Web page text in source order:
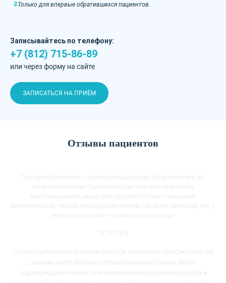
Только для впервые обратившихся пациентов.
Записывайтесь по телефону:
+7 (812) 715-86-89
или через форму на сайте
ЗАПИСАТЬСЯ НА ПРИЁМ
Отзывы пациентов
Григорий Рубенович — замечательный врач! Хочу отметить его
профессионализм. После операции сам мне позвонил и
поинтересовался, как я себя чувствую! Очень тактичный,
внимательный. Читала предыдущие отзывы, где было написано, что у
него золотые руки — полностью согласна!
19.09.2018
Отзыв опубликован в общем доступе агрегатора ПроДокторов (на
данном сайте оставить отзыв возможно только после
подтверждения личности и полученной медицинской услуги в